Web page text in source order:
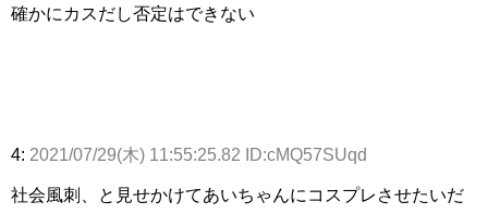
確かにカスだし否定はできない
4: 2021/07/29(木) 11:55:25.82 ID:cMQ57SUqd
社会風刺、と見せかけてあいちゃんにコスプレさせたいだ